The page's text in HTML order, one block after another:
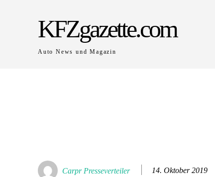
KFZgazette.com
Auto News und Magazin
Carpr Presseverteiler 14. Oktober 2019